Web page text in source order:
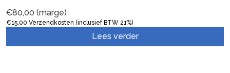
€80,00 (marge)
€15,00 Verzendkosten (inclusief BTW 21%)
Lees verder